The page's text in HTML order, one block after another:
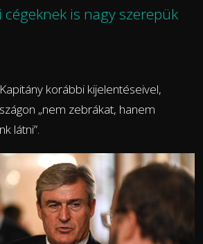
is nagy szerepük
korábbi kijelentéseivel,
„nem zebrákat, hanem
látni”.